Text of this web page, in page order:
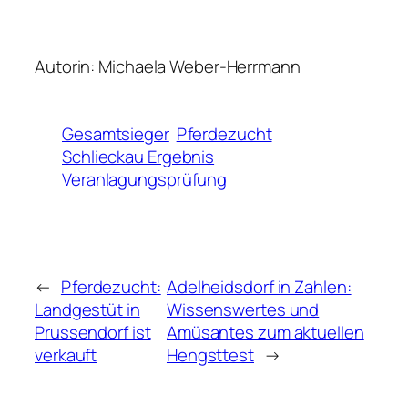
Autorin: Michaela Weber-Herrmann
Gesamtsieger Pferdezucht
Schlieckau Ergebnis
Veranlagungsprüfung
← Pferdezucht:
Landgestüt in
Prussendorf ist
verkauft
Adelheidsdorf in Zahlen:
Wissenswertes und
Amüsantes zum aktuellen
Hengsttest →